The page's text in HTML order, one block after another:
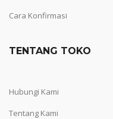
Cara Konfirmasi
TENTANG TOKO
Hubungi Kami
Tentang Kami